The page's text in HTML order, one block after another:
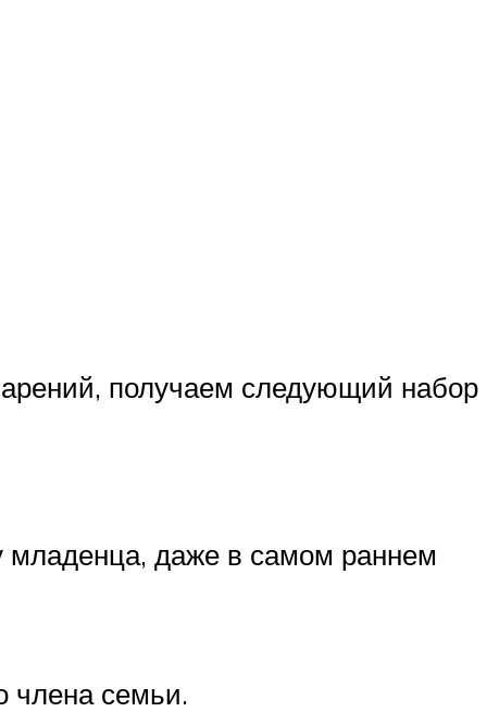
получаем следующий набор
младенца, даже в самом раннем
члена семьи.